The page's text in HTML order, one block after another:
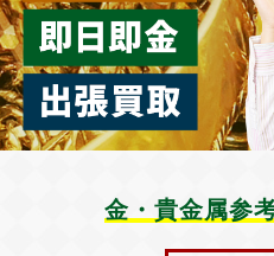
金・貴金属参